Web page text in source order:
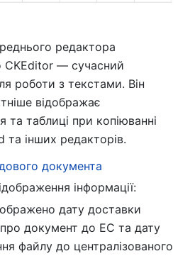
редактора
CKEditor — сучасний
роботи з текстами. Він
відображає
та таблиці при копіюванні
та інших редакторів.
документа
інформації:
дату доставки
про документ до ЕС та дату
файлу до централізованого